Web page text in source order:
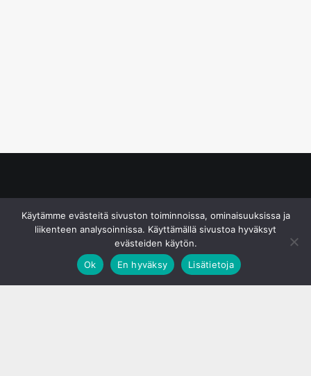
Käytämme evästeitä sivuston toiminnoissa, ominaisuuksissa ja
liikenteen analysoinnissa. Käyttämällä sivustoa hyväksyt
evästeiden käytön.
Ok
En hyväksy Lisätietoja